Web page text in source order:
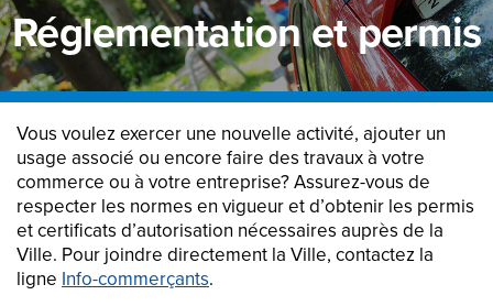
Réglementation et permis
Vous voulez exercer une nouvelle activité, ajouter un
usage associé ou encore faire des travaux à votre
commerce ou à votre entreprise? Assurez-vous de
respecter les normes en vigueur et d’obtenir les permis
et certificats d’autorisation nécessaires auprès de la
Ville. Pour joindre directement la Ville, contactez la
ligne Info-commerçants.